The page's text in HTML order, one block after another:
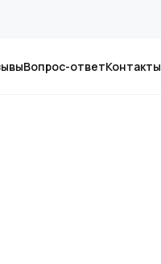
Вопрос-ответКонтакты